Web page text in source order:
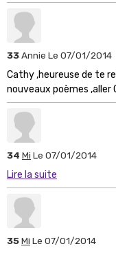
33Annie Le 07/01/2014
Cathy ,heureuse de te
nouveaux poèmes ,aller
34 Mi Le 07/01/2014
Lire la suite
35Mi Le 07/01/2014